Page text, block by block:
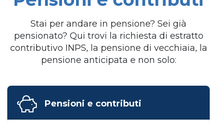
Stai per andare in pensione? Sei già
pensionato? Qui trovi la richiesta di estratto
contributivo INPS, la pensione di vecchiaia, la
pensione anticipata e non solo:
Pensioni e contributi